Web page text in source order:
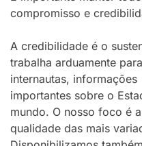
compromisso e
A credibilidade é o
trabalha arduamente
internautas, informações
importantes sobre o
mundo. O nosso foco é
qualidade das mais